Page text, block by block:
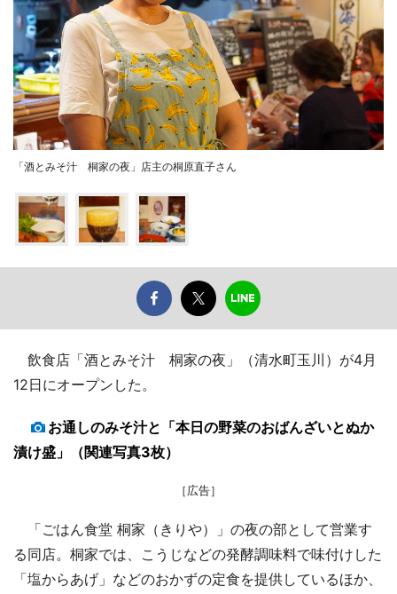
「酒とみそ汁 桐家の夜」店主の桐原直子さん
飲食店「酒とみそ汁 桐家の夜」（清水町玉川）が4月
12日にオープンした。
お通しのみそ汁と「本日の野菜のおばんざいとぬか
漬け盛」（関連写真3枚）
［広告］
「ごはん食堂 桐家（きりや）」の夜の部として営業す
る同店。桐家では、こうじなどの発酵調味料で味付けした
「塩からあげ」などのおかずの定食を提供しているほか、